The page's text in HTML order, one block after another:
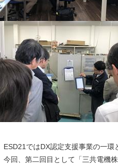
ESD21ではDX認定支援事業の一環
今回、第二回目として「三共電機